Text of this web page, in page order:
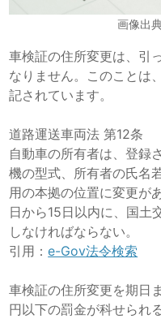
画像出
車検証の住所変更は、引
なりません。このことは
記されています。
道路運送車両法 第12条
自動車の所有者は、登録
機の型式、所有者の氏名
用の本拠の位置に変更が
日から15日以内に、国土
しなければならない。
引用：e-Gov法令検索
車検証の住所変更を期日
円以下の罰金が科せられ